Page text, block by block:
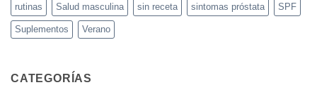
rutinas Salud masculina sin receta sintomas próstata SPF
Suplementos Verano
CATEGORÍAS